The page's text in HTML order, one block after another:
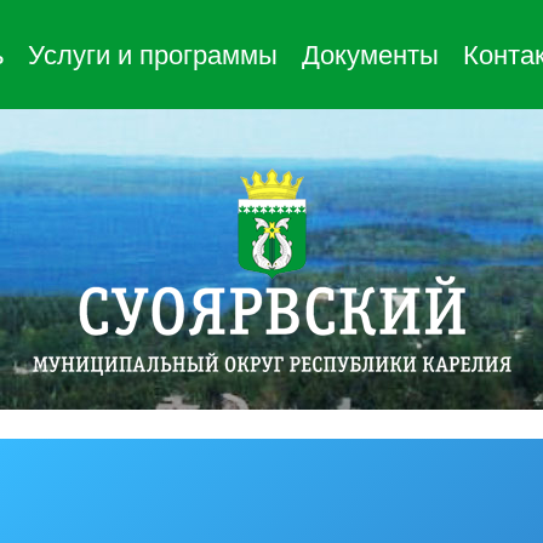
Услуги и программы Документы